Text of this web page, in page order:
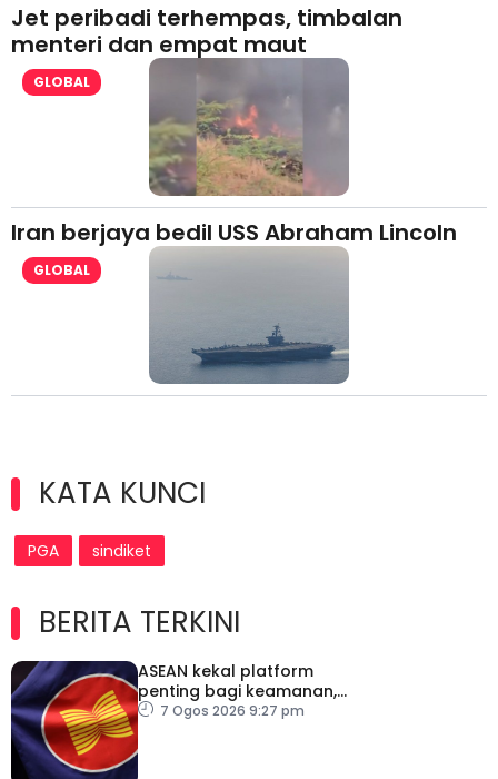
Jet peribadi terhempas, timbalan
menteri dan empat maut
GLOBAL
Iran berjaya bedil USS Abraham Lincoln
GLOBAL
KATA KUNCI
PGA sindiket
BERITA TERKINI
ASEAN kekal platform
penting bagi keamanan,
kestabilan serantau –
7 Ogos 2026 9:27 pm